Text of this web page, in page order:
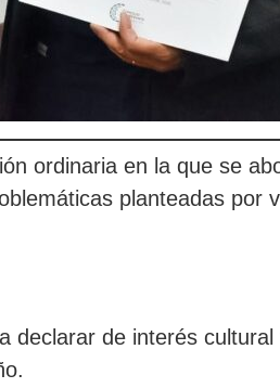
ordinaria en la que se
planteadas por
de interés cultural